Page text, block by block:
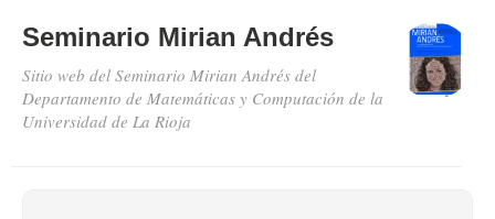
Seminario Mirian Andrés
Sitio web del Seminario Mirian Andrés del
Departamento de Matemáticas y Computación de la
Universidad de La Rioja